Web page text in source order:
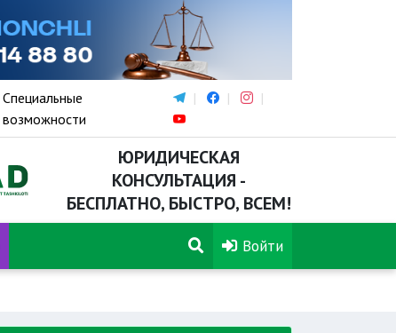
Специальные
возможности
ЮРИДИЧЕСКАЯ
КОНСУЛЬТАЦИЯ -
БЕСПЛАТНО, БЫСТРО, ВСЕМ!
Войти